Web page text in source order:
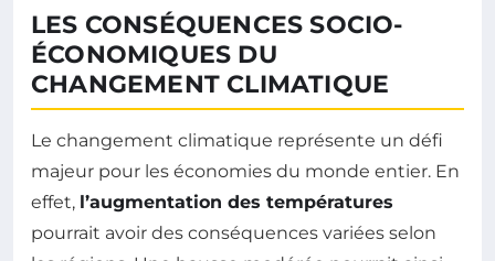
LES CONSÉQUENCES SOCIO-
ÉCONOMIQUES DU
CHANGEMENT CLIMATIQUE
Le changement climatique représente un défi
majeur pour les économies du monde entier. En
effet, l’augmentation des températures
pourrait avoir des conséquences variées selon